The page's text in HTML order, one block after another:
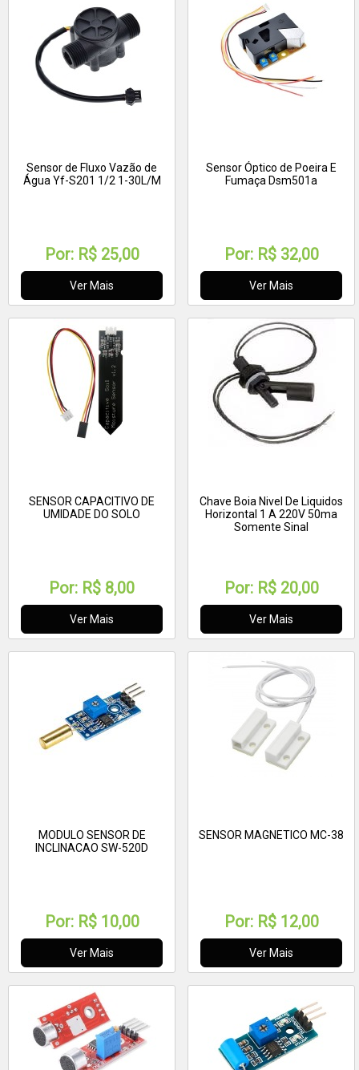
Sensor de Fluxo Vazão de
Água Yf-S201 1/2 1-30L/M
Por: R$ 25,00
Ver Mais
Sensor Óptico de Poeira E
Fumaça Dsm501a
Por: R$ 32,00
Ver Mais
SENSOR CAPACITIVO DE
UMIDADE DO SOLO
Por: R$ 8,00
Ver Mais
Chave Boia Nivel De Liquidos
Horizontal 1 A 220V 50ma
Somente Sinal
Por: R$ 20,00
Ver Mais
MODULO SENSOR DE
INCLINACAO SW-520D
Por: R$ 10,00
Ver Mais
SENSOR MAGNETICO MC-38
Por: R$ 12,00
Ver Mais